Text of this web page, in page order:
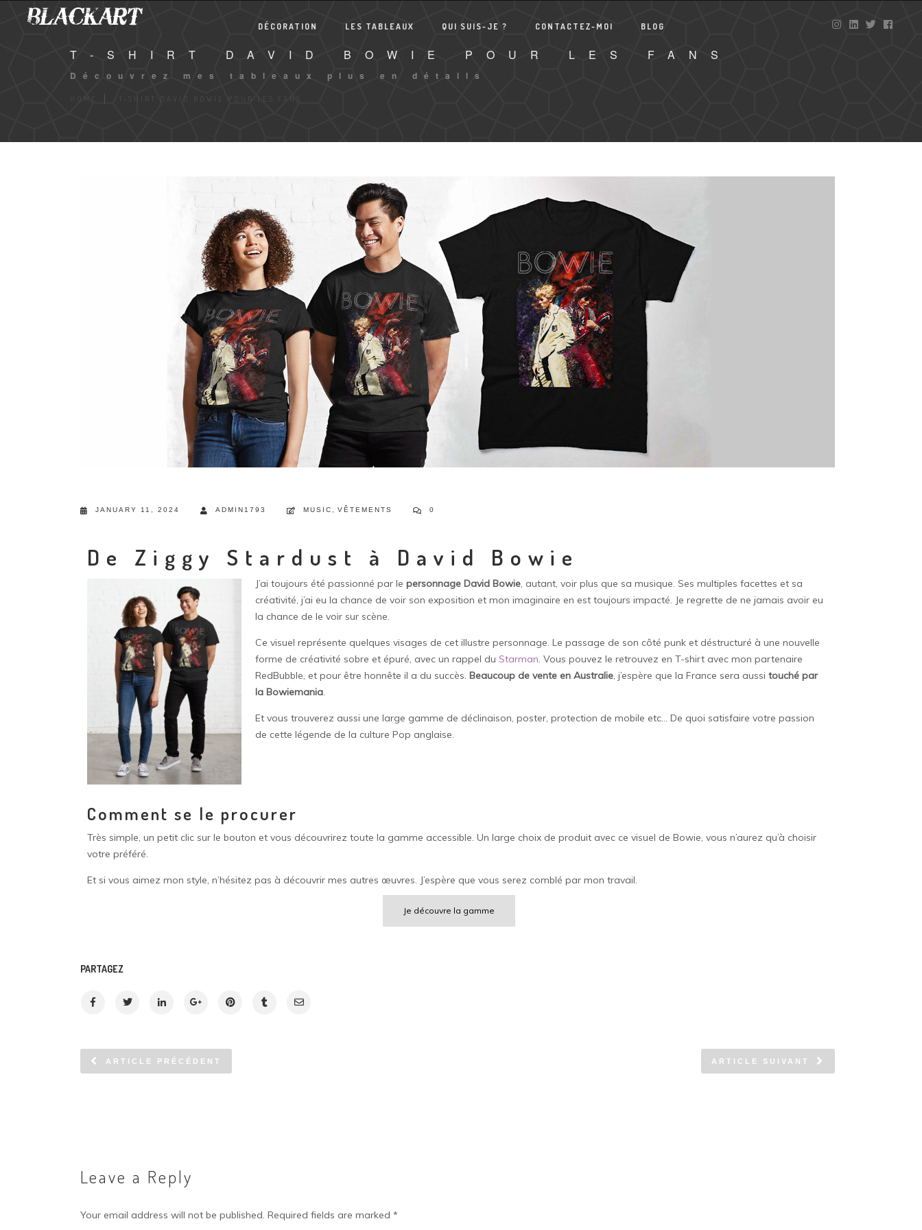
DÉCORATION LES TABLEAUX QUI SUIS-JE ? CONTACTEZ-MOI BLOG
T-SHIRT DAVID BOWIE POUR LES FANS
Découvrez mes tableaux plus en détails
T-SHIRT DAVID BOWIE POUR LES FANS
JANUARY 11, 2024 ADMIN1793 MUSIC VÊTEMENTS 0
De Ziggy Stardust à David Bowie
J’ai toujours été passionné par le personnage David Bowie , autant, voir plus que sa musique. Ses multiples facettes et sa
créativité, j’ai eu la chance de voir son exposition et mon imaginaire en est toujours impacté. Je regrette de ne jamais avoir eu
la chance de le voir sur scène.
Ce visuel représente quelques visages de cet illustre personnage. Le passage de son côté punk et déstructuré à une nouvelle
forme de créativité sobre et épuré, avec un rappel du Starman . Vous pouvez le retrouvez en T-shirt avec mon partenaire
RedBubble, et pour être honnête il a du succès. Beaucoup de vente en Australie , j’espère que la France sera aussi touché par
la Bowiemania
Et vous trouverez aussi une large gamme de déclinaison, poster, protection de mobile etc… De quoi satisfaire votre passion
de cette légende de la culture Pop anglaise.
Comment se le procurer
Très simple, un petit clic sur le bouton et vous découvrirez toute la gamme accessible. Un large choix de produit avec ce visuel de Bowie, vous n’aurez qu’à choisir
votre préféré.
Et si vous aimez mon style, n’hésitez pas à découvrir mes autres œuvres. J’espère que vous serez comblé par mon travail.
Je découvre la gamme
PARTAGEZ
ARTICLE PRÉCÉDENT ARTICLE SUIVANT
Leave a Reply
Your email address will not be published. Required fields are marked *